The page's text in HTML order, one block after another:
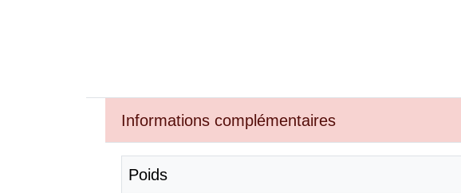
Informations complémentaires
Poids